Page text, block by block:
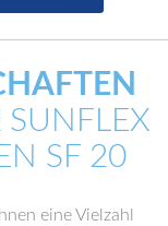
SUNFLEX
SF 20
eine Vielzahl